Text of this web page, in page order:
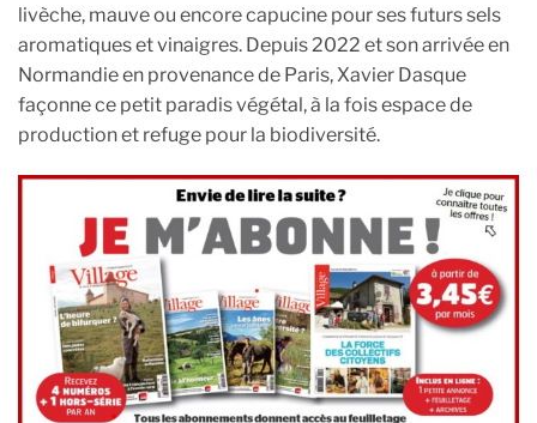
livèche, mauve ou encore capucine pour ses futurs sels
aromatiques et vinaigres. Depuis 2022 et son arrivée en
Normandie en provenance de Paris, Xavier Dasque
façonne ce petit paradis végétal, à la fois espace de
production et refuge pour la biodiversité.